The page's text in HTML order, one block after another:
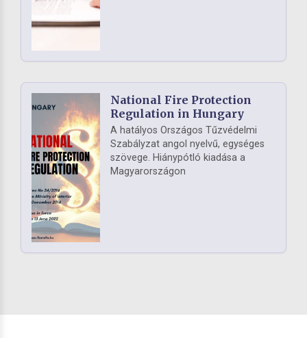
National Fire Protection
Regulation in Hungary
A hatályos Országos Tűzvédelmi
Szabályzat angol nyelvű, egységes
szövege. Hiánypótló kiadása a
Magyarországon